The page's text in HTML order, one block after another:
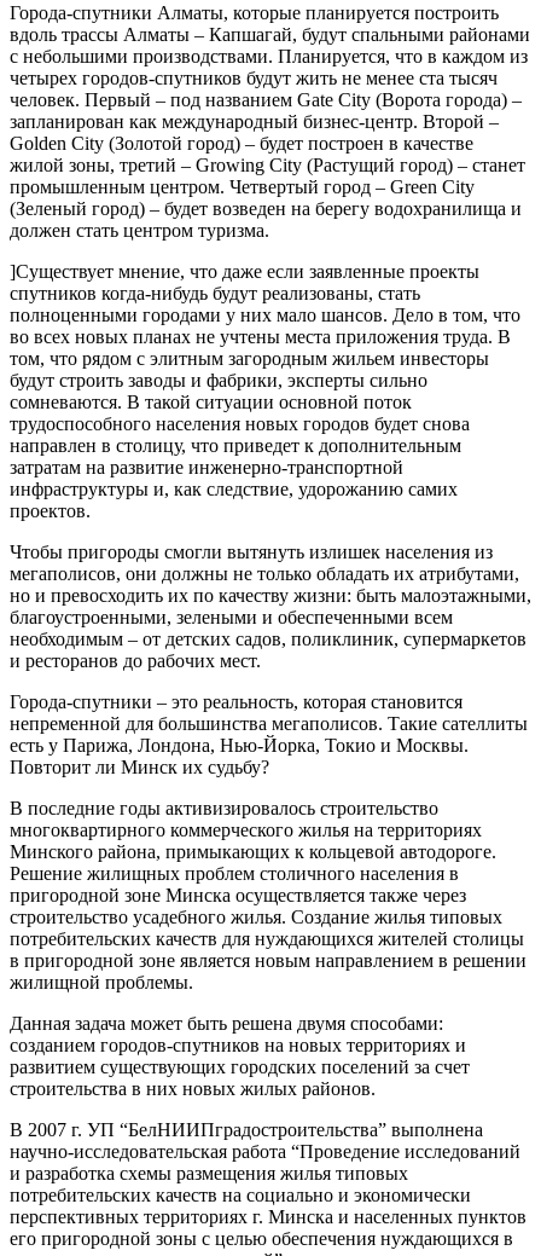
Города-спутники Алматы, которые планируется построить
вдоль трассы Алматы – Капшагай, будут спальными районами
с небольшими производствами. Планируется, что в каждом из
четырех городов-спутников будут жить не менее ста тысяч
человек. Первый – под названием Gate City (Ворота города) –
запланирован как международный бизнес-центр. Второй –
Golden City (Золотой город) – будет построен в качестве
жилой зоны, третий – Growing City (Растущий город) – станет
промышленным центром. Четвертый город – Green City
(Зеленый город) – будет возведен на берегу водохранилища и
должен стать центром туризма.
]Существует мнение, что даже если заявленные проекты
спутников когда-нибудь будут реализованы, стать
полноценными городами у них мало шансов. Дело в том, что
во всех новых планах не учтены места приложения труда. В
том, что рядом с элитным загородным жильем инвесторы
будут строить заводы и фабрики, эксперты сильно
сомневаются. В такой ситуации основной поток
трудоспособного населения новых городов будет снова
направлен в столицу, что приведет к дополнительным
затратам на развитие инженерно-транспортной
инфраструктуры и, как следствие, удорожанию самих
проектов.
Чтобы пригороды смогли вытянуть излишек населения из
мегаполисов, они должны не только обладать их атрибутами,
но и превосходить их по качеству жизни: быть малоэтажными,
благоустроенными, зелеными и обеспеченными всем
необходимым – от детских садов, поликлиник, супермаркетов
и ресторанов до рабочих мест.
Города-спутники – это реальность, которая становится
непременной для большинства мегаполисов. Такие сателлиты
есть у Парижа, Лондона, Нью-Йорка, Токио и Москвы.
Повторит ли Минск их судьбу?
В последние годы активизировалось строительство
многоквартирного коммерческого жилья на территориях
Минского района, примыкающих к кольцевой автодороге.
Решение жилищных проблем столичного населения в
пригородной зоне Минска осуществляется также через
строительство усадебного жилья. Создание жилья типовых
потребительских качеств для нуждающихся жителей столицы
в пригородной зоне является новым направлением в решении
жилищной проблемы.
Данная задача может быть решена двумя способами:
созданием городов-спутников на новых территориях и
развитием существующих городских поселений за счет
строительства в них новых жилых районов.
В 2007 г. УП “БелНИИПградостроительства” выполнена
научно-исследовательская работа “Проведение исследований
и разработка схемы размещения жилья типовых
потребительских качеств на социально и экономически
перспективных территориях г. Минска и населенных пунктов
его пригородной зоны с целью обеспечения нуждающихся в